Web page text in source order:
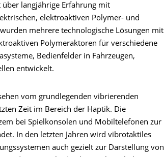
langjährige Erfahrung mit
elektroaktiven Polymer- und
mehrere technologische Lösungen mit
Polymeraktoren für verschiedene
Bedienfelder in Fahrzeugen,
entwickelt.
vom grundlegenden vibrierenden
Zeit im Bereich der Haptik. Die
bei Spielkonsolen und Mobiltelefonen zur
In den letzten Jahren wird vibrotaktiles
auch gezielt zur Darstellung von